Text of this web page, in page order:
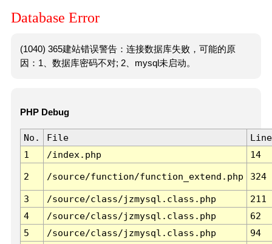
Database Error
(1040) 365建站错误警告：连接数据库失败，可能的原
因：1、数据库密码不对; 2、mysql未启动。
PHP Debug
No. File
Line
1
/index.php 14
2 /source/function/function_extend.php 324
3 /source/class/jzmysql.class.php
211
4
/source/class/jzmysql.class.php
62
5
/source/class/jzmysql.class.php
94